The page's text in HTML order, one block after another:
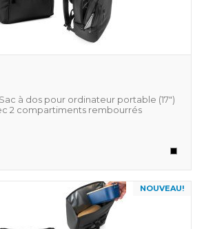
à dos pour ordinateur portable (17")
2 compartiments rembourrés
NOUVEAU!